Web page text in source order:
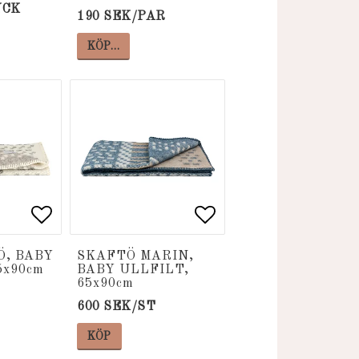
190 SEK/PAR
KÖP…
Lägg till i favoritlistan
Lägg till i favoritlistan
BABY
SKAFTÖ MARIN,
BABY ULLFILT,
65x90cm
600 SEK/ST
KÖP